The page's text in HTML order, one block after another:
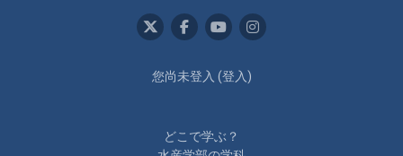
您尚未登入 (登入 )
どこで学ぶ？